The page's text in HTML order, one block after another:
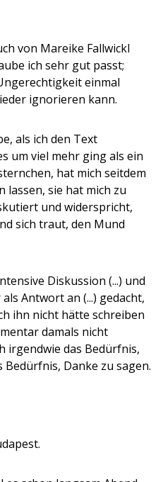
von Mareike Fallwickl
ich sehr gut passt;
einmal
ignorieren kann.
als ich den Text
um viel mehr ging als ein
hat mich seitdem
lassen, sie hat mich zu
und widerspricht,
sich traut, den Mund
Diskussion (...) und
Antwort an (...) gedacht,
ihn nicht hätte schreiben
damals nicht
irgendwie das Bedürfnis,
Bedürfnis, Danke zu sagen.